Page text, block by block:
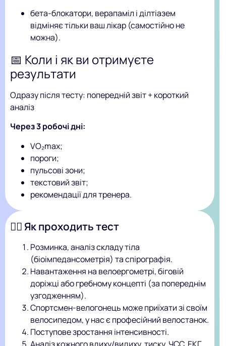
бета-блокатори, верапаміл і ділтіазем
відміняє тільки ваш лікар (самостійно не
можна).
📅 Коли і як ви отримуєте
результати
Одразу після тесту: попередній звіт + короткий
аналіз
Через 3 робочі дні:
VO₂max;
пороги;
пульсові зони;
текстовий звіт;
рекомендації для тренера.
🚴‍♂️ Як проходить тест
Розминка, аналіз складу тіла
(біоімпедансометрія) та спірографія.
Навантаження на велоергометрі, біговій
доріжці або гребному концепті (за попереднім
узгодженням).
Cпортсмен-велогонець може приїхати зі своїм
велосипедом, у нас є професійний велостанок.
Поступове зростання інтенсивності.